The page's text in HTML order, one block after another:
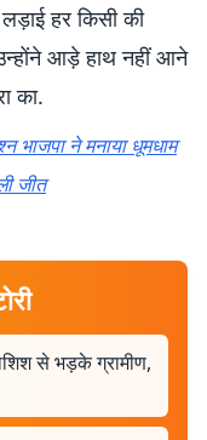
हर किसी की
आड़े हाथ नहीं आने
का.
भाजपा ने मनाया धूमधाम
जीत
से भड़के ग्रामीण,